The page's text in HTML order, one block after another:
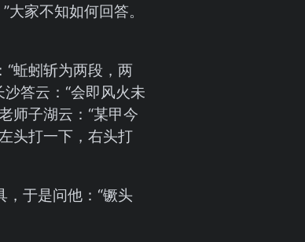
家不知如何回答。
蚯蚓斩为两段，两
答云：“会即风火未
师子湖云：“某甲今
头打一下，右头打
于是问他：“镢头